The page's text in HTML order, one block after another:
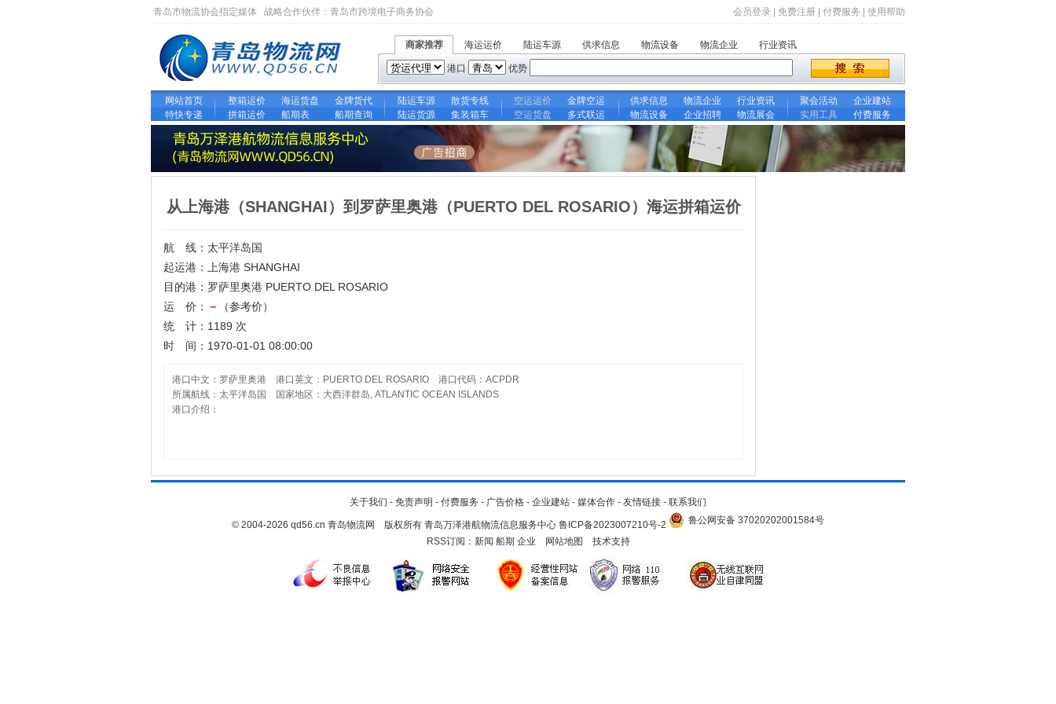
青岛市物流协会指定媒体 战略合作伙伴： 青岛市跨境电子商务协会 会员登录 免费注册 付费服务 使用帮助
商家推荐 海运运价 陆运车源 供求信息 物流设备 物流企业 行业资讯
港口 优势
网站首页 整箱运价 海运货盘 金牌货代 陆运车源 散货专线 空运运价 金牌空运 供求信息 物流企业 行业资讯 聚会活动
企业建站
特快专递
拼箱运价 船期表 船期查询 陆运货源 集装箱车 空运货盘 多式联运 物流设备 企业招聘 物流展会 实用工具 付费服务
从上海港（SHANGHAI）到罗萨里奥港（PUERTO DEL ROSARIO）海运拼箱运价
航 线：太平洋岛国
起运港：上海港 SHANGHAI
目的港：罗萨里奥港 PUERTO DEL ROSARIO
运 价：
－
（参考价）
统 计：1189 次
时 间：1970-01-01 08:00:00
港口中文：罗萨里奥港 港口英文：PUERTO DEL ROSARIO 港口代码：ACPDR
所属航线：太平洋岛国 国家地区：大西洋群岛, ATLANTIC OCEAN ISLANDS
港口介绍：
关于我们 - 免责声明 - 付费服务 - 广告价格 - 企业建站 - 媒体合作 - 友情链接 - 联系我们
© 2004-2026 qd56.cn 青岛物流网 版权所有 青岛万泽港航物流信息服务中心 鲁ICP备2023007210号-2
鲁公网安备 37020202001584号
RSS订阅： 新闻 船期 企业 网站地图 技术支持